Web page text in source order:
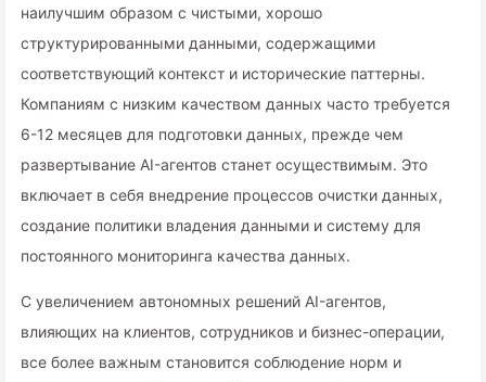
наилучшим образом с чистыми, хорошо
структурированными данными, содержащими
соответствующий контекст и исторические паттерны.
Компаниям с низким качеством данных часто требуется
6-12 месяцев для подготовки данных, прежде чем
развертывание AI-агентов станет осуществимым. Это
включает в себя внедрение процессов очистки данных,
создание политики владения данными и систему для
постоянного мониторинга качества данных.
С увеличением автономных решений AI-агентов,
влияющих на клиентов, сотрудников и бизнес-операции,
все более важным становится соблюдение норм и